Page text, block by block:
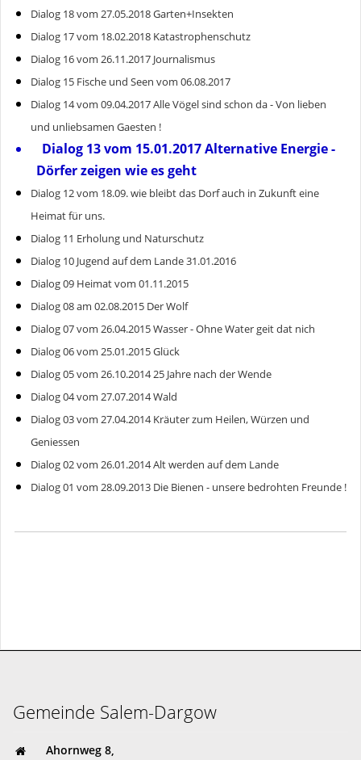
Dialog 18 vom 27.05.2018 Garten+Insekten
Dialog 17 vom 18.02.2018 Katastrophenschutz
Dialog 16 vom 26.11.2017 Journalismus
Dialog 15 Fische und Seen vom 06.08.2017
Dialog 14 vom 09.04.2017 Alle Vögel sind schon da - Von lieben
und unliebsamen Gaesten !
Dialog 13 vom 15.01.2017 Alternative Energie -
Dörfer zeigen wie es geht
Dialog 12 vom 18.09. wie bleibt das Dorf auch in Zukunft eine
Heimat für uns.
Dialog 11 Erholung und Naturschutz
Dialog 10 Jugend auf dem Lande 31.01.2016
Dialog 09 Heimat vom 01.11.2015
Dialog 08 am 02.08.2015 Der Wolf
Dialog 07 vom 26.04.2015 Wasser - Ohne Water geit dat nich
Dialog 06 vom 25.01.2015 Glück
Dialog 05 vom 26.10.2014 25 Jahre nach der Wende
Dialog 04 vom 27.07.2014 Wald
Dialog 03 vom 27.04.2014 Kräuter zum Heilen, Würzen und
Geniessen
Dialog 02 vom 26.01.2014 Alt werden auf dem Lande
Dialog 01 vom 28.09.2013 Die Bienen - unsere bedrohten Freunde !
Gemeinde Salem-Dargow
Ahornweg 8,